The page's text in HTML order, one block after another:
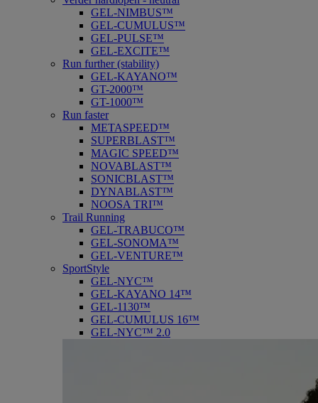
GEL-NIMBUS™
GEL-CUMULUS™
GEL-PULSE™
GEL-EXCITE™
Run further (stability)
GEL-KAYANO™
GT-2000™
GT-1000™
Run faster
METASPEED™
SUPERBLAST™
MAGIC SPEED™
NOVABLAST™
SONICBLAST™
DYNABLAST™
NOOSA TRI™
Trail Running
GEL-TRABUCO™
GEL-SONOMA™
GEL-VENTURE™
SportStyle
GEL-NYC™
GEL-KAYANO 14™
GEL-1130™
GEL-CUMULUS 16™
GEL-NYC™ 2.0